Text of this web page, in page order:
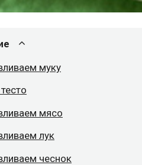
муку
мясо
лук
чеснок